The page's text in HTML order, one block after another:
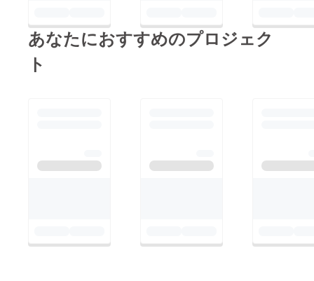
CAMPFIREページへお
急ぎください！数量限
J以外にも興味深い
ください！【wabi
あなたにおすすめのプロジェク
ト